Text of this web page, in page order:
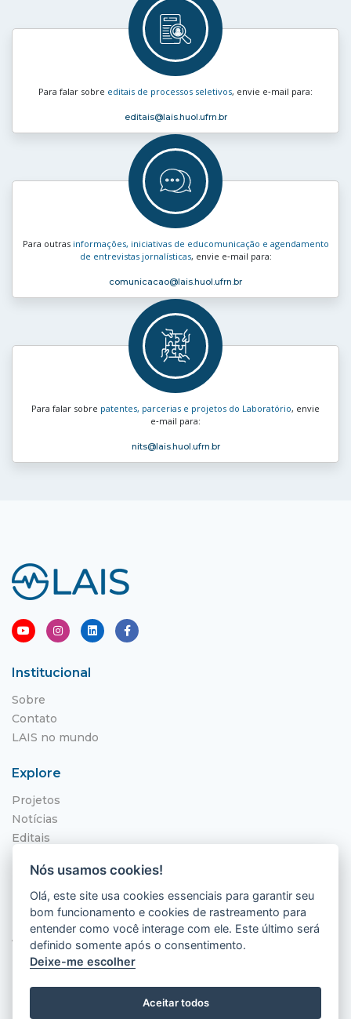
Para falar sobre editais de processos seletivos, envie e‑mail para:
editais@lais.huol.ufrn.br
Para outras informações, iniciativas de educomunicação e agendamento
de entrevistas jornalísticas, envie e‑mail para:
comunicacao@lais.huol.ufrn.br
Para falar sobre patentes, parcerias e projetos do Laboratório, envie
e‑mail para:
nits@lais.huol.ufrn.br
Institucional
Sobre
Contato
LAIS no mundo
Explore
Projetos
Notícias
Editais
Localização
Hospital Universitário Onofre Lopes - HUOL
Av. Nilo Peçanha, 620 - Petrópolis
Natal - RN, 59012-300
Nós usamos cookies!
Olá, este site usa cookies essenciais para garantir seu
bom funcionamento e cookies de rastreamento para
entender como você interage com ele. Este último será
definido somente após o consentimento.
Deixe-me escolher
Aceitar todos